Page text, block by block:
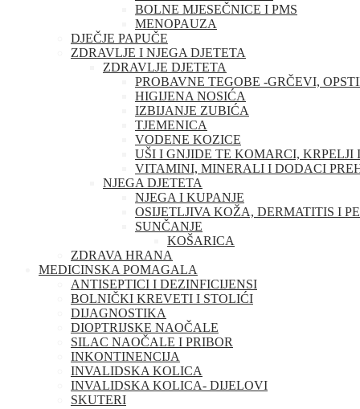
BOLNE MJESEČNICE I PMS
MENOPAUZA
DJEČJE PAPUČE
ZDRAVLJE I NJEGA DJETETA
ZDRAVLJE DJETETA
PROBAVNE TEGOBE -GRČEVI,
HIGIJENA NOSIĆA
IZBIJANJE ZUBIĆA
TJEMENICA
VODENE KOZICE
UŠI I GNJIDE TE KOMARCI, KRPELJI
VITAMINI, MINERALI I DODACI
NJEGA DJETETA
NJEGA I KUPANJE
OSIJETLJIVA KOŽA, DERMATITIS I
SUNČANJE
KOŠARICA
ZDRAVA HRANA
MEDICINSKA POMAGALA
ANTISEPTICI I DEZINFICIJENSI
BOLNIČKI KREVETI I STOLIĆI
DIJAGNOSTIKA
DIOPTRIJSKE NAOČALE
SILAC NAOČALE I PRIBOR
INKONTINENCIJA
INVALIDSKA KOLICA
INVALIDSKA KOLICA- DIJELOVI
SKUTERI